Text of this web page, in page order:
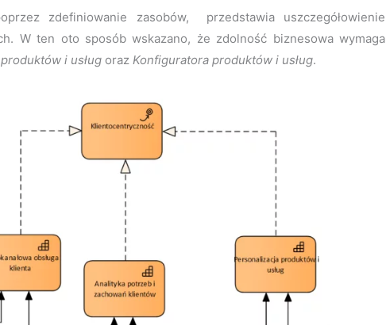
zdefiniowanie zasobów, przedstawia uszczegółowienie
W ten oto sposób wskazano, że zdolność biznesowa wymaga
i usług orazKonfiguratora produktów i usług.